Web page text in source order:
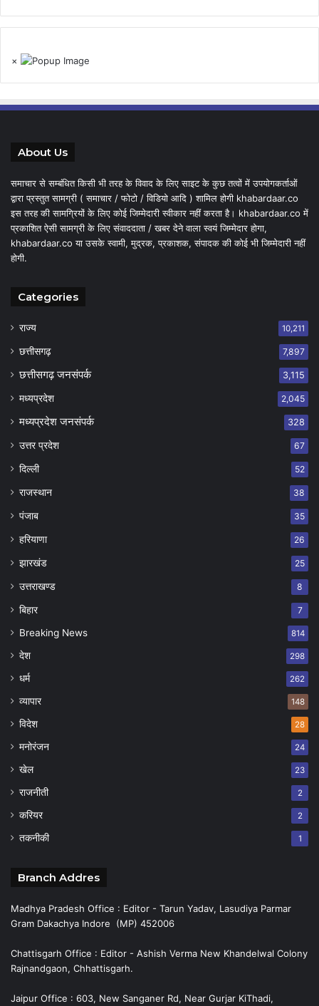
×
About Us
समाचार से सम्बंधित किसी भी तरह के विवाद के लिए साइट के कुछ तत्वों में उपयोगकर्ताओं
द्वारा प्रस्तुत सामग्री ( समाचार / फोटो / विडियो आदि ) शामिल होगी khabardaar.co
इस तरह की सामग्रियों के लिए कोई जिम्मेदारी स्वीकार नहीं करता है। khabardaar.co में
प्रकाशित ऐसी सामग्री के लिए संवाददाता / खबर देने वाला स्वयं जिम्मेदार होगा,
khabardaar.co या उसके स्वामी, मुद्रक, प्रकाशक, संपादक की कोई भी जिम्मेदारी नहीं
होगी.
Categories
राज्य 10,211
छत्तीसगढ़ 7,897
छत्तीसगढ़ जनसंपर्क 3,115
मध्यप्रदेश 2,045
मध्यप्रदेश जनसंपर्क 328
उत्तर प्रदेश 67
दिल्ली 52
राजस्थान 38
पंजाब 35
हरियाणा 26
झारखंड 25
उत्तराखण्ड 8
बिहार 7
Breaking News 814
देश 298
धर्म 262
व्यापार 148
विदेश 28
मनोरंजन 24
खेल 23
राजनीती 2
करियर 2
तकनीकी 1
Branch Addres
Madhya Pradesh Office : Editor - Tarun Yadav, Lasudiya Parmar
Gram Dakachya Indore (MP) 452006
Chattisgarh Office : Editor - Ashish Verma New Khandelwal Colony
Rajnandgaon, Chhattisgarh.
Jaipur Office : 603, New Sanganer Rd, Near Gurjar KiThadi,